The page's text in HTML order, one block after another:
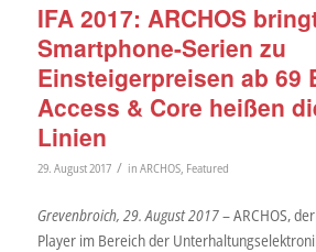
IFA 2017: ARCHOS
Smartphone-Serien zu
Einsteigerpreisen ab 69
Access & Core heißen
Linien
29. August 2017 / in ARCHOS, Featured
Grevenbroich, 29. August 2017– ARCHOS,
Player im Bereich der